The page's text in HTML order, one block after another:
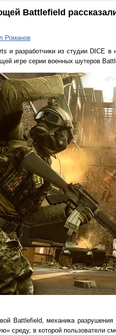
Battlefield
Романов
и разработчики из студии DICE в
игре серии военных шутеров
Battlefield, механика
среду, в которой пользователи